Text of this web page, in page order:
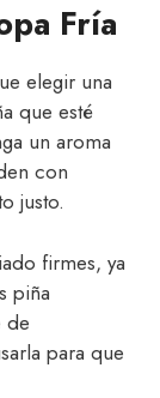
Fría
elegir una
que esté
un aroma
con
justo.
firmes, ya
piña
de
para que